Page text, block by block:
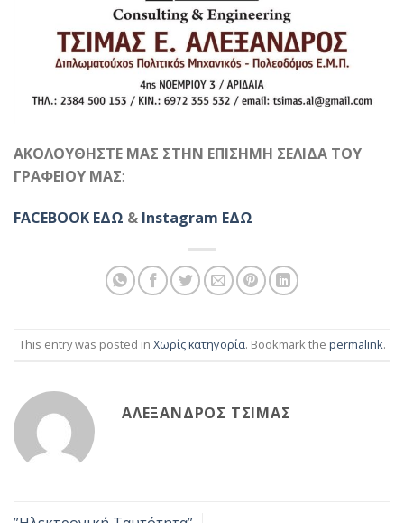
ΑΚΟΛΟΥΘΗΣΤΕ ΜΑΣ ΣΤΗΝ ΕΠΙΣΗΜΗ ΣΕΛΙΔΑ ΤΟΥ
ΓΡΑΦΕΙΟΥ ΜΑΣ:
FACEBOOK ΕΔΩ & Instagram ΕΔΩ
This entry was posted in Χωρίς κατηγορία. Bookmark the permalink.
ΑΛΈΞΑΝΔΡΟΣ ΤΣΊΜΑΣ